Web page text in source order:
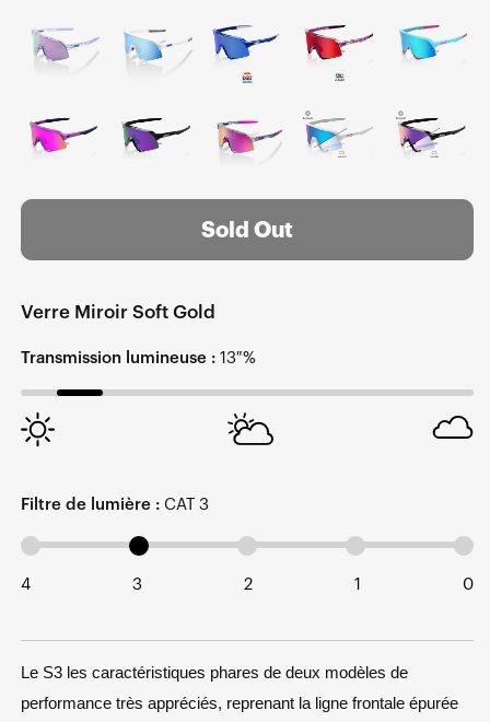
Sold Out
Verre Miroir Soft Gold
Transmission lumineuse : 13 %
Filtre de lumière : CAT 3
4 3 2 1 0
Le S3 les caractéristiques phares de deux modèles de
performance très appréciés, reprenant la ligne frontale épurée